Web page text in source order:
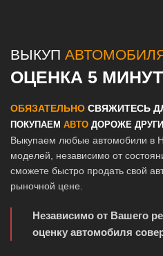
ВЫКУП
ОЦЕНКА 5 МИНУТ
ОБЯЗАТЕЛЬНО СВЯЖИТЕСЬ
ПОКУПАЕМ АВТО ДОРОЖЕ
Выкупаем любые автомобили в
моделей, независимо от
сможете быстро продать свой
рыночной цене.
Независимо от Вашего
оценку автомобиля